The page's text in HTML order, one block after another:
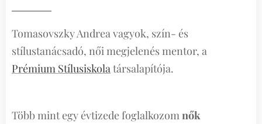
Tomasovszky Andrea vagyok, szín- és
stílustanácsadó, női megjelenés mentor, a
Prémium Stílusiskolatársalapítója.
Több mint egy évtizede foglalkozomnők